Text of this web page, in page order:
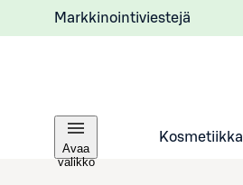
Markkinointiviestejä
Avaa
valikko
Kosmetiikka